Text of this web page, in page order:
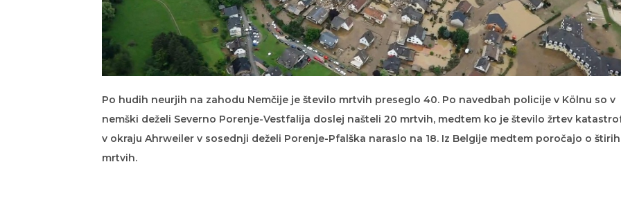
Po hudih neurjih na zahodu Nemčije je število mrtvih preseglo 40. Po navedbah policije v Kölnu so v
nemški deželi Severno Porenje-Vestfalija doslej našteli 20 mrtvih, medtem ko je število žrtev
v okraju Ahrweiler v sosednji deželi Porenje-Pfalška naraslo na 18. Iz Belgije medtem poročajo o štirih
mrtvih.